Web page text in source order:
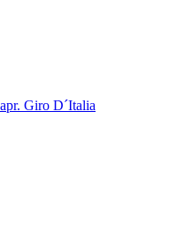
Giro D´Italia